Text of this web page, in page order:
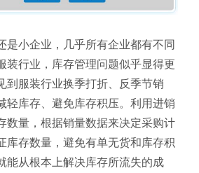
是小企业，几乎所有企业都有不同
装行业，库存管理问题似乎显得更
到服装行业换季打折、反季节销
轻库存、避免库存积压。利用进销
数量，根据销量数据来决定采购计
库存数量，避免有单无货和库存积
能从根本上解决库存所流失的成